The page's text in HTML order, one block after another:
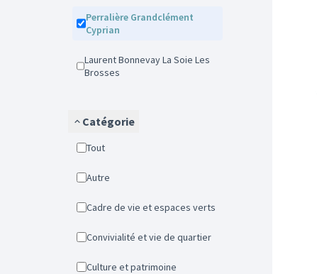
Perralière Grandclément
Cyprian
Laurent Bonnevay La Soie Les
Brosses
Catégorie
Tout
Autre
Cadre de vie et espaces verts
Convivialité et vie de quartier
Culture et patrimoine